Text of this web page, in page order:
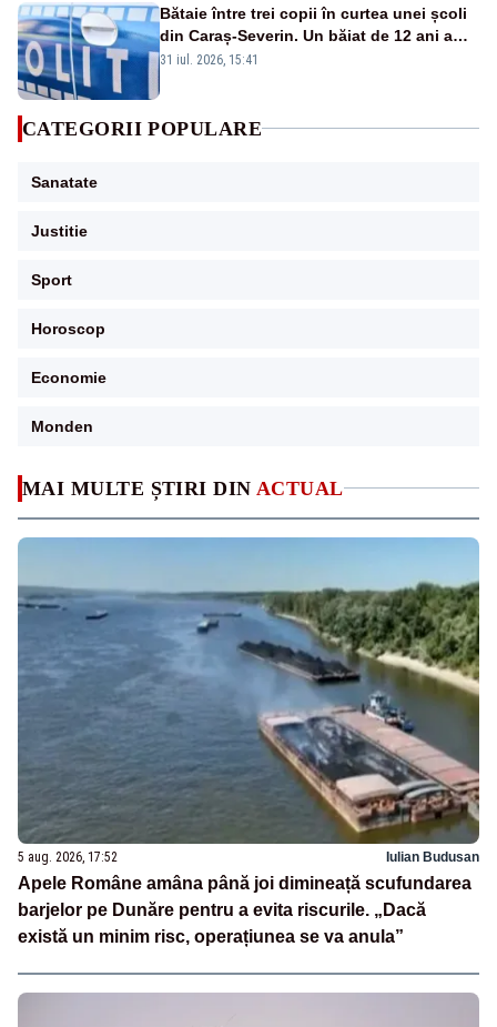
MAI MULTE ȘTIRI DIN ACTUAL
5 aug. 2026, 17:52 Iulian Budusan
Apele Române amâna până joi dimineață scufundarea
barjelor pe Dunăre pentru a evita riscurile. „Dacă
există un minim risc, operațiunea se va anula”
Bătaie între trei copii în curtea unei școli
din Caraș-Severin. Un băiat de 12 ani a
fost lovit cu pumnii și picioarele
31 iul. 2026, 15:41
CATEGORII POPULARE
Sanatate
Justitie
Sport
Horoscop
Economie
Monden